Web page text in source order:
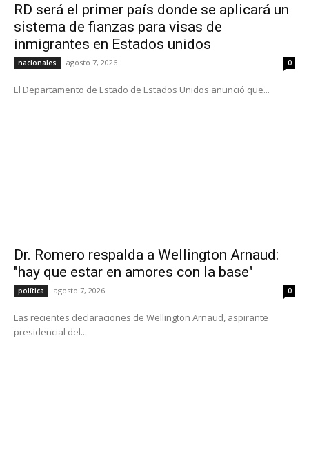
RD será el primer país donde se aplicará un
sistema de fianzas para visas de
inmigrantes en Estados unidos
nacionales agosto 7, 2026 0
El Departamento de Estado de Estados Unidos anunció que...
Dr. Romero respalda a Wellington Arnaud:
"hay que estar en amores con la base"
política agosto 7, 2026 0
Las recientes declaraciones de Wellington Arnaud, aspirante
presidencial del...